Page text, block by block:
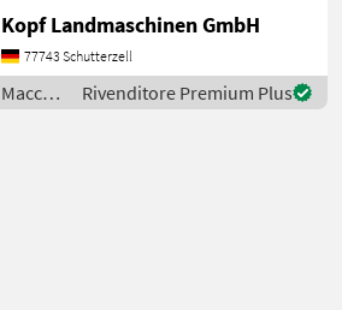
Mini Dumper Baujahr 2021
Manufaktur: Plus Power
Modell: D50HB Engine: B+S
Net weight: 255,
Kopf Landmaschinen GmbH
77743 Schutterzell
Macchine
edili /
Rivenditore Premium Plus